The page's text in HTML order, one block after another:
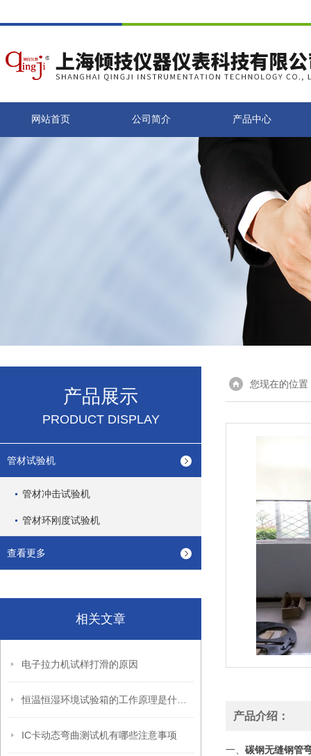
网站首页 公司简介 产品中心
产品展示
PRODUCT DISPLAY
管材试验机
管材冲击试验机
管材环刚度试验机
查看更多
相关文章
电子拉力机试样打滑的原因
IC卡动态弯曲测试机有哪些注意事项
您现在的位置
产品介绍：
一、 碳钢无缝钢管